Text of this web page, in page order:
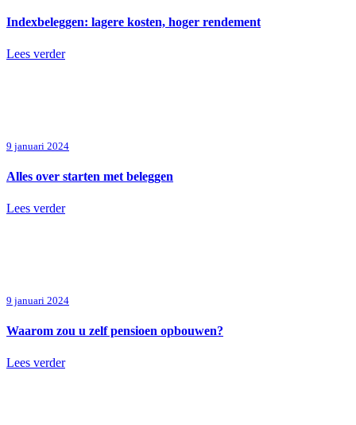
Indexbeleggen: lagere kosten, hoger rendement
Lees verder
9 januari 2024
Alles over starten met beleggen
Lees verder
9 januari 2024
Waarom zou u zelf pensioen opbouwen?
Lees verder